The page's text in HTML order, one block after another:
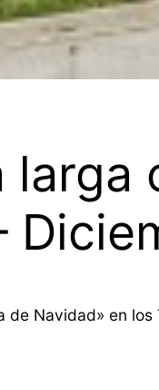
Navidad» en